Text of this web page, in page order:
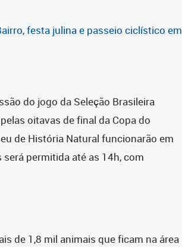
festa julina e passeio ciclístico em
do jogo da Seleção Brasileira
oitavas de final da Copa do
de História Natural funcionarão em
permitida até as 14h, com
de 1,8 mil animais que ficam na área